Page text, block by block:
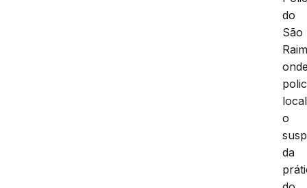
do
São
o
da